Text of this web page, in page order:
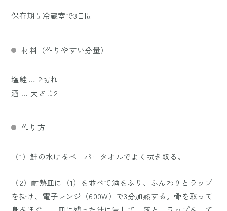
保存期間冷蔵室で3日間
材料（作りやすい分量）
塩鮭 … 2切れ
酒 … 大さじ2
作り方
（1）鮭の水けをペーパータオルでよく拭き取る。
（2）耐熱皿に（1）を並べて酒をふり、ふんわりとラップ
を掛け、電子レンジ（600W）で3分加熱する。骨を取って